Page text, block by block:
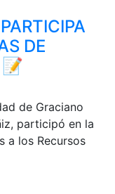
DE
📝
de Graciano
participó en la
a los Recursos